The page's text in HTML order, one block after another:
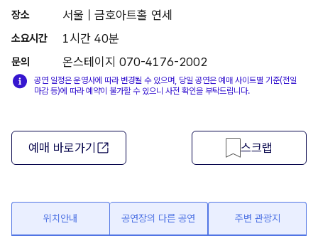
장소 서울 | 금호아트홀 연세
소요시간 1시간 40분
문의 온스테이지 070-4176-2002
공연 일정은 운영사에 따라 변경될 수 있으며, 당일 공연은 예매 사이트별 기준(전일
마감 등)에 따라 예약이 불가할 수 있으니 사전 확인을 부탁드립니다.
예매 바로가기 스크랩
위치안내 공연장의 다른 공연 주변 관광지